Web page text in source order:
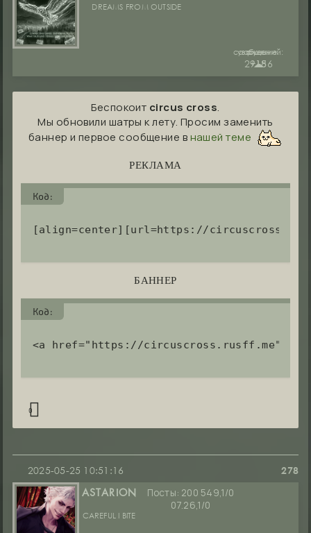
DREAMS FROM OUTSIDE
руны:
☁︎
сообщений:
29186
уважение:
+15
Беспокоит circus cross.
Мы обновили шатры к лету. Просим заменить
баннер и первое сообщение внашей теме
РЕКЛАМА
Код:
[align=center][url=https://
БАННЕР
Код:
<a href="https://circuscross.rusff.me"
0
278
2025-05-25 10:51:16
ASTARION
CAREFUL I BITE
Посты: 200 549,1/0
07.26,1/0